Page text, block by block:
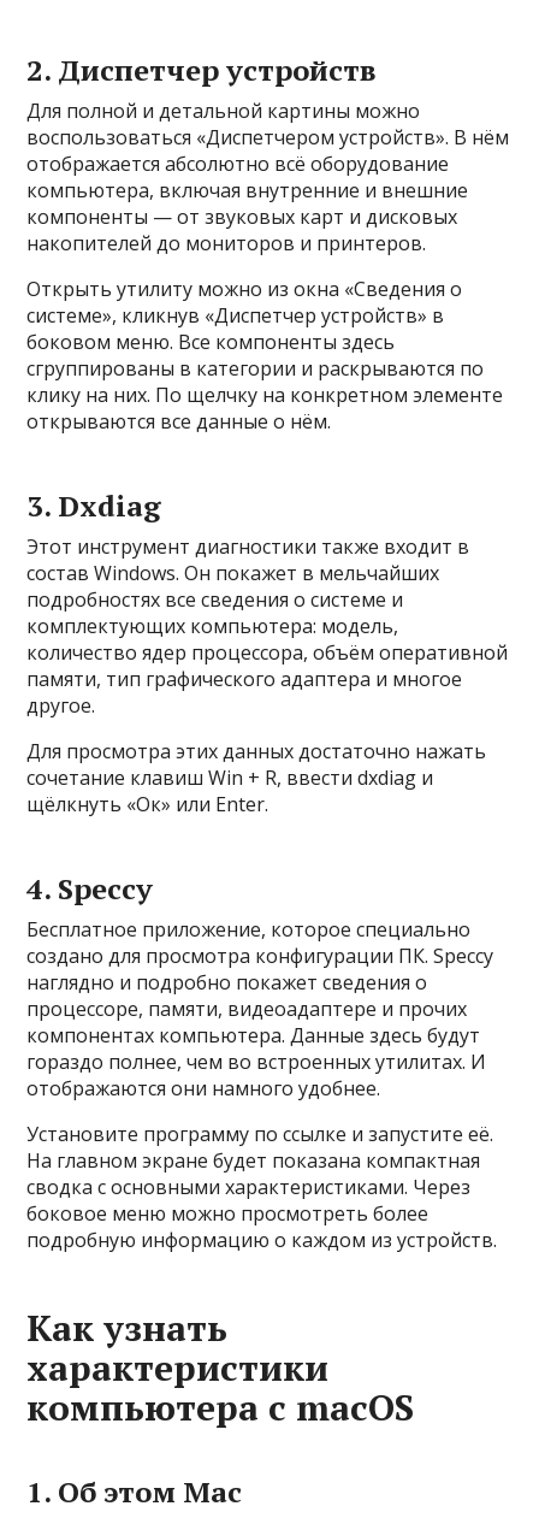
2. Диспетчер устройств
Для полной и детальной картины можно
воспользоваться «Диспетчером устройств». В нём
отображается абсолютно всё оборудование
компьютера, включая внутренние и внешние
компоненты — от звуковых карт и дисковых
накопителей до мониторов и принтеров.
Открыть утилиту можно из окна «Сведения о
системе», кликнув «Диспетчер устройств» в
боковом меню. Все компоненты здесь
сгруппированы в категории и раскрываются по
клику на них. По щелчку на конкретном элементе
открываются все данные о нём.
3. Dxdiag
Этот инструмент диагностики также входит в
состав Windows. Он покажет в мельчайших
подробностях все сведения о системе и
комплектующих компьютера: модель,
количество ядер процессора, объём оперативной
памяти, тип графического адаптера и многое
другое.
Для просмотра этих данных достаточно нажать
сочетание клавиш Win + R, ввести dxdiag и
щёлкнуть «Ок» или Enter.
4. Speccy
Бесплатное приложение, которое специально
создано для просмотра конфигурации ПК. Speccy
наглядно и подробно покажет сведения о
процессоре, памяти, видеоадаптере и прочих
компонентах компьютера. Данные здесь будут
гораздо полнее, чем во встроенных утилитах. И
отображаются они намного удобнее.
Установите программу по ссылке и запустите её.
На главном экране будет показана компактная
сводка с основными характеристиками. Через
боковое меню можно просмотреть более
подробную информацию о каждом из устройств.
Как узнать
характеристики
компьютера с macOS
1. Об этом Mac